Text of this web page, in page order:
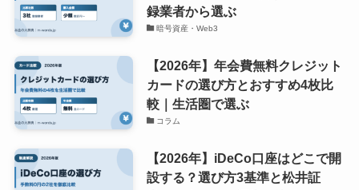
録業者から選ぶ
暗号資産・Web3
【2026年】年会費無料クレジット
カードの選び方とおすすめ4枚比
較｜生活圏で選ぶ
コラム
【2026年】iDeCo口座はどこで開
設する？選び方3基準と松井証